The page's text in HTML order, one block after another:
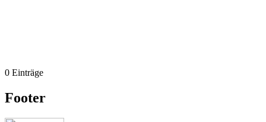
0 Einträge
Footer